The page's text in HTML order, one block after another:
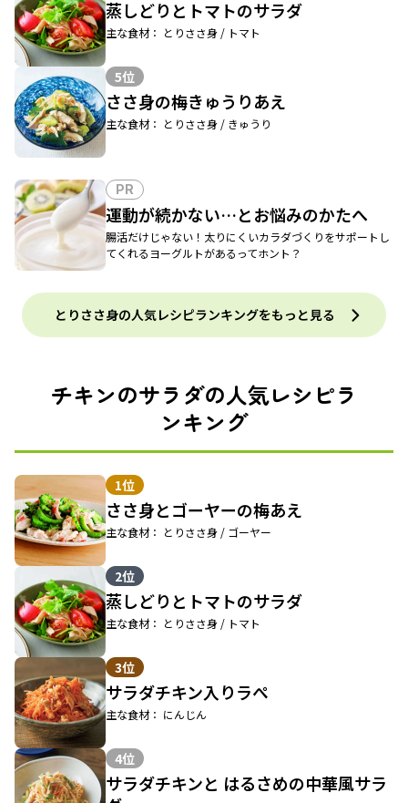
蒸しどりとトマトのサラダ
主な食材： とりささ身 / トマト
5位
ささ身の梅きゅうりあえ
主な食材： とりささ身 / きゅうり
PR
運動が続かない…とお悩みのかたへ
腸活だけじゃない！太りにくいカラダづくりをサポートし
てくれるヨーグルトがあるってホント？
とりささ身の人気レシピランキングをもっと見る
チキンのサラダの人気レシピラ
ンキング
1位
ささ身とゴーヤーの梅あえ
主な食材： とりささ身 / ゴーヤー
2位
蒸しどりとトマトのサラダ
主な食材： とりささ身 / トマト
3位
サラダチキン入りラぺ
主な食材： にんじん
4位
サラダチキンと はるさめの中華風サラ